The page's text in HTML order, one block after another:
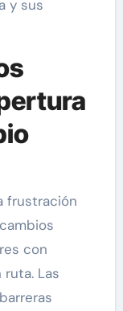
y sus
frustración
con
Las